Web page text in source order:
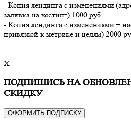
- Копия лендинга с изменениями
заливка на хостинг) 1000 руб
- Копия лендинга с изменениями +
привязкой к метрике и целям) 2000
X
ПОДПИШИСЬ НА
СКИДКУ
ОФОРМИТЬ ПОДПИСКУ